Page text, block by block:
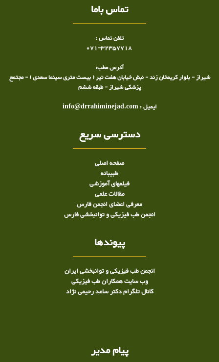
تماس باما
تلفن تماس :
071-32357718
آدرس مطب:
شیراز - بلوار کریمخان زند - نبش خیابان هفت تیر ( بیست متری سینما سعدی ) - مجتمع
پزشکی شیراز - طبقه ششم
ایمیل : info@drrahiminejad.com
دسترسی سریع
صفحه اصلی
طبيبانه
فیلمهای آموزشی
مقالات علمی
معرفی اعضای انجمن فارس
انجمن طب فیزیکی و توانبخشی فارس
پیوندها
انجمن طب فیزیکی و توانبخشی ایران
وب سایت همکاران طب فیزیکی
کانال تلگرام دکتر ساعد رحیمی نژاد
پیام مدیر